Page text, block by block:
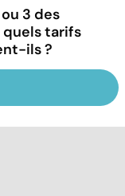
3 des
quels tarifs
ils ?